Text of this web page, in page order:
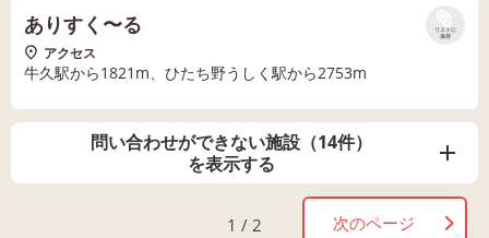
リストに
保存
ありすく〜る
アクセス
牛久駅から1821m、ひたち野うしく駅から2753m
問い合わせができない施設（14件）
を表示する
1 / 2 次のページ